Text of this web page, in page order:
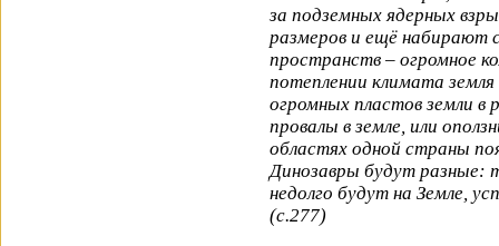
за подземных ядерных
размеров и ещё набирают
пространств – огромное
потеплении климата
огромных пластов земли в
провалы в земле, или
областях одной страны
Динозавры будут разные:
недолго будут на Земле,
(с.277)